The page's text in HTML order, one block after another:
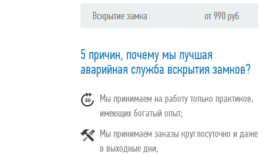
5 причин, почему мы лучшая
аварийная служба вскрытия замков?
Мы принимаем на работу только практиков,
имеющих богатый опыт;
Мы принимаем заказы круглосуточно и даже
в выходные дни;